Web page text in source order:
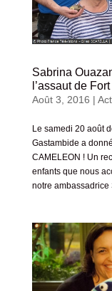
Sabrina
l’assaut de
Août 3, 2016 |
Le samedi 20 août
Gastambide a
CAMELEON ! Un
enfants que nous
notre ambassadrice